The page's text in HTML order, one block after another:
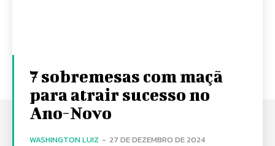
7 sobremesas com maçã
para atrair sucesso no
Ano-Novo
WASHINGTON LUIZ - 27 DE DEZEMBRO DE 2024